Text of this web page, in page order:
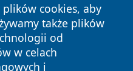
plików cookies, aby
także plików
od
w celach
i
prawa